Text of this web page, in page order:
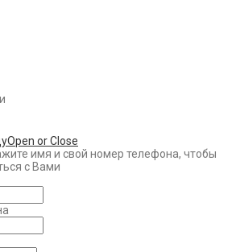
Open or Close
имя и свой номер телефона, чтобы
с Вами